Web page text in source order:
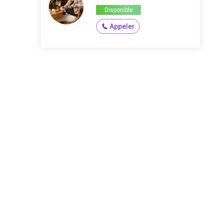
Disponible
Appeler